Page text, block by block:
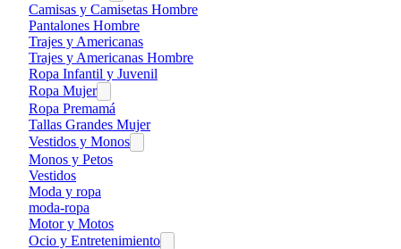
Camisas y Camisetas Hombre
Pantalones Hombre
Trajes y Americanas
Trajes y Americanas Hombre
Ropa Infantil y Juvenil
Ropa Mujer
Ropa Premamá
Tallas Grandes Mujer
Vestidos y Monos
Monos y Petos
Vestidos
Moda y ropa
moda-ropa
Motor y Motos
Ocio y Entretenimiento